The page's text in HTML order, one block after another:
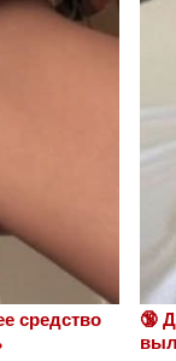
средство
🔞